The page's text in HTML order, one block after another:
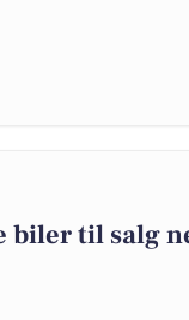
biler til salg